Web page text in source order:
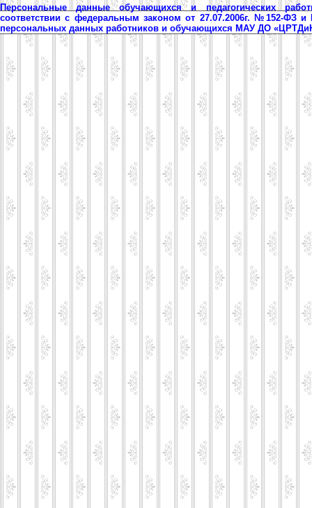
Персональные данные обучающихся и педагогических
соответствии с федеральным законом от 27.07.2006г. №152-ФЗ
персональных данных работников и обучающихся МАУ ДО